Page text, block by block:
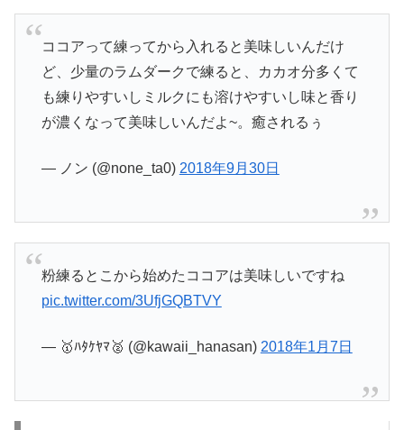
ココアって練ってから入れると美味しいんだけ
ど、少量のラムダークで練ると、カカオ分多くて
も練りやすいしミルクにも溶けやすいし味と香り
が濃くなって美味しいんだよ~。癒されるぅ
— ノン (@none_ta0) 2018年9月30日
粉練るとこから始めたココアは美味しいですね
pic.twitter.com/3UfjGQBTVY
— 🥇ﾊﾀｹﾔﾏ🥈 (@kawaii_hanasan) 2018年1月7日